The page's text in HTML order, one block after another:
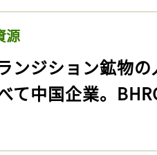
源
ンジション鉱物
て中国企業。